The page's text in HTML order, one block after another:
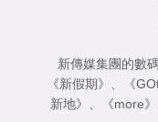
新傳媒集團的數
《新假期》
《
新地》
《more》